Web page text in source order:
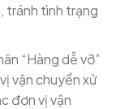
tránh tình trạng
“Hàng dễ vỡ”
vận chuyển xử
đơn vị vận